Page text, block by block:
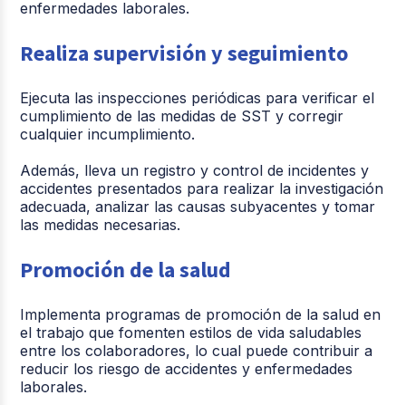
enfermedades laborales.
Realiza supervisión y seguimiento
Ejecuta las inspecciones periódicas para verificar el
cumplimiento de las medidas de SST y corregir
cualquier incumplimiento.
Además, lleva un registro y control de incidentes y
accidentes presentados para realizar la investigación
adecuada, analizar las causas subyacentes y tomar
las medidas necesarias.
Promoción de la salud
Implementa programas de promoción de la salud en
el trabajo que fomenten estilos de vida saludables
entre los colaboradores, lo cual puede contribuir a
reducir los riesgo de accidentes y enfermedades
laborales.